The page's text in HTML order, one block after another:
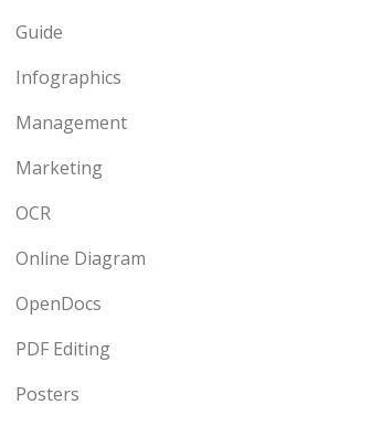
Guide
Infographics
Management
Marketing
OCR
Online Diagram
OpenDocs
PDF Editing
Posters